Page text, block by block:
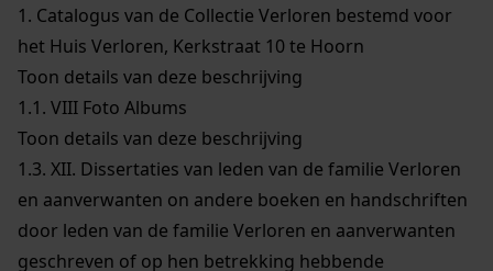
1. Catalogus van de Collectie Verloren bestemd voor
het Huis Verloren, Kerkstraat 10 te Hoorn
Toon details van deze beschrijving
1.1. VIII Foto Albums
Toon details van deze beschrijving
1.3. XII. Dissertaties van leden van de familie Verloren
en aanverwanten on andere boeken en handschriften
door leden van de familie Verloren en aanverwanten
geschreven of op hen betrekking hebbende